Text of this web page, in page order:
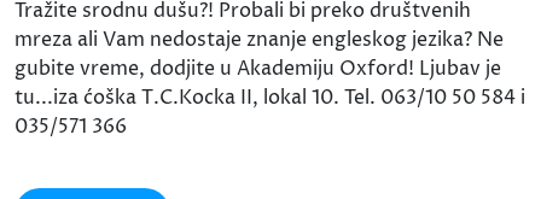
Tražite srodnu dušu?! Probali bi preko društvenih
mreza ali Vam nedostaje znanje engleskog jezika? Ne
gubite vreme, dodjite u Akademiju Oxford! Ljubav je
tu...iza ćoška T.C.Kocka II, lokal 10. Tel. 063/10 50 584 i
035/571 366